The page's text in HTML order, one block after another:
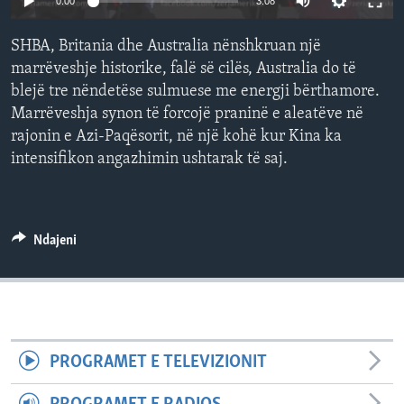
INTERVISTA
DITARI
SHBA, Britania dhe Australia nënshkruan një
marrëveshje historike, falë së cilës, Australia do të
blejë tre nëndetëse sulmuese me energji bërthamore.
Marrëveshja synon të forcojë praninë e aleatëve në
rajonin e Azi-Paqësorit, në një kohë kur Kina ka
intensifikon angazhimin ushtarak të saj.
Ndajeni
PROGRAMET E TELEVIZIONIT